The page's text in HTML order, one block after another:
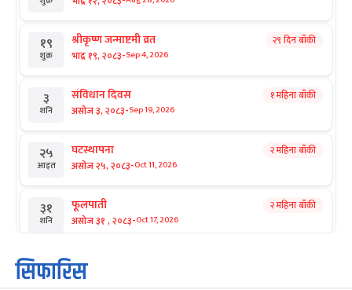
१९
शुक्र
श्रीकृष्ण जन्माष्टमी व्रत
भाद्र १९, २०८३-Sep 4, 2026
२९ दिन बाँकी
३
शनि
संविधान दिवस
असोज ३, २०८३-Sep 19, 2026
१ महिना बाँकी
२५
आइत
घटस्थापना
असोज २५, २०८३-Oct 11, 2026
२ महिना बाँकी
३१
शनि
फूलपाती
असोज ३१ , २०८३-Oct 17, 2026
२ महिना बाँकी
१
आइत
कार्तिक सङ्क्रान्ति
कार्तिक १, २०८३
सिफारिस